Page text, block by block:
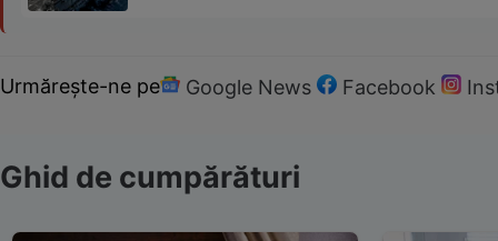
Urmărește-ne pe Google News Facebook
Ghid de cumpărături